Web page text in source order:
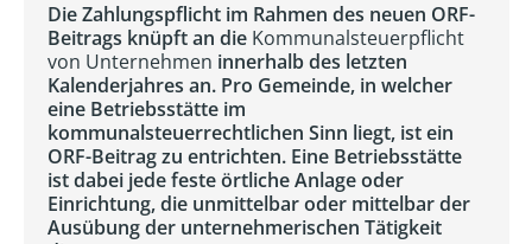
Die Zahlungspflicht im Rahmen des neuen ORF-
Beitrags knüpft an die Kommunalsteuerpflicht
von Unternehmen innerhalb des letzten
Kalenderjahres an. Pro Gemeinde, in welcher
eine Betriebsstätte im
kommunalsteuerrechtlichen Sinn liegt, ist ein
ORF-Beitrag zu entrichten. Eine Betriebsstätte
ist dabei jede feste örtliche Anlage oder
Einrichtung, die unmittelbar oder mittelbar der
Ausübung der unternehmerischen Tätigkeit